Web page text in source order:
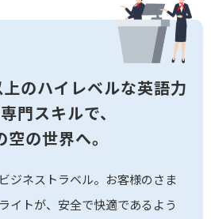
のハイレベルな英語力
門スキルで、
空の世界へ。
ジネストラベル。お客様のさま
イトが、安全で快適であるよう